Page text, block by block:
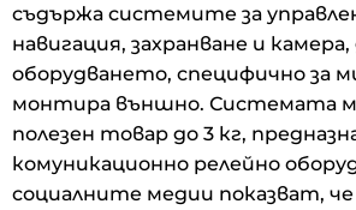
съдържа системите за
навигация, захранване и
оборудването, специфично за
монтира външно. Системата
полезен товар до 3 кг,
комуникационно релейно
социалните медии показват,